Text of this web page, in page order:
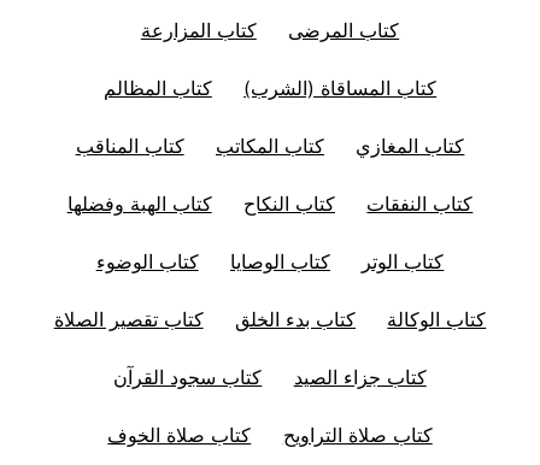
كتاب المرضى كتاب المزارعة
كتاب المساقاة (الشرب) كتاب المظالم
كتاب المغازي كتاب المكاتب كتاب المناقب
كتاب النفقات كتاب النكاح كتاب الهبة وفضلها
كتاب الوتر كتاب الوصايا كتاب الوضوء
كتاب الوكالة كتاب بدء الخلق كتاب تقصير الصلاة
كتاب جزاء الصيد كتاب سجود القرآن
كتاب صلاة التراويح كتاب صلاة الخوف